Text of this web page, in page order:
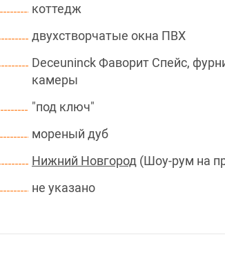
коттедж
двухстворчатые окна ПВХ
Deceuninck Фаворит Спейс,
камеры
"под ключ"
мореный дуб
Нижний Новгород (Шоу-рум на
не указано